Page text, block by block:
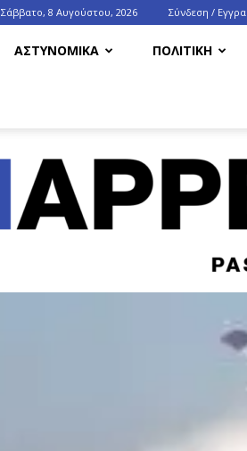
Σάββατο, 8 Αυγούστου, 2026 Σύνδεση /
ΑΣΤΥΝΟΜΙΚΑ ΠΟΛΙΤΙΚΗ